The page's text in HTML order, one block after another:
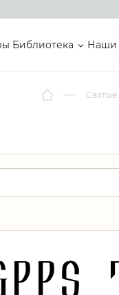
Библиотека Наши
Святые